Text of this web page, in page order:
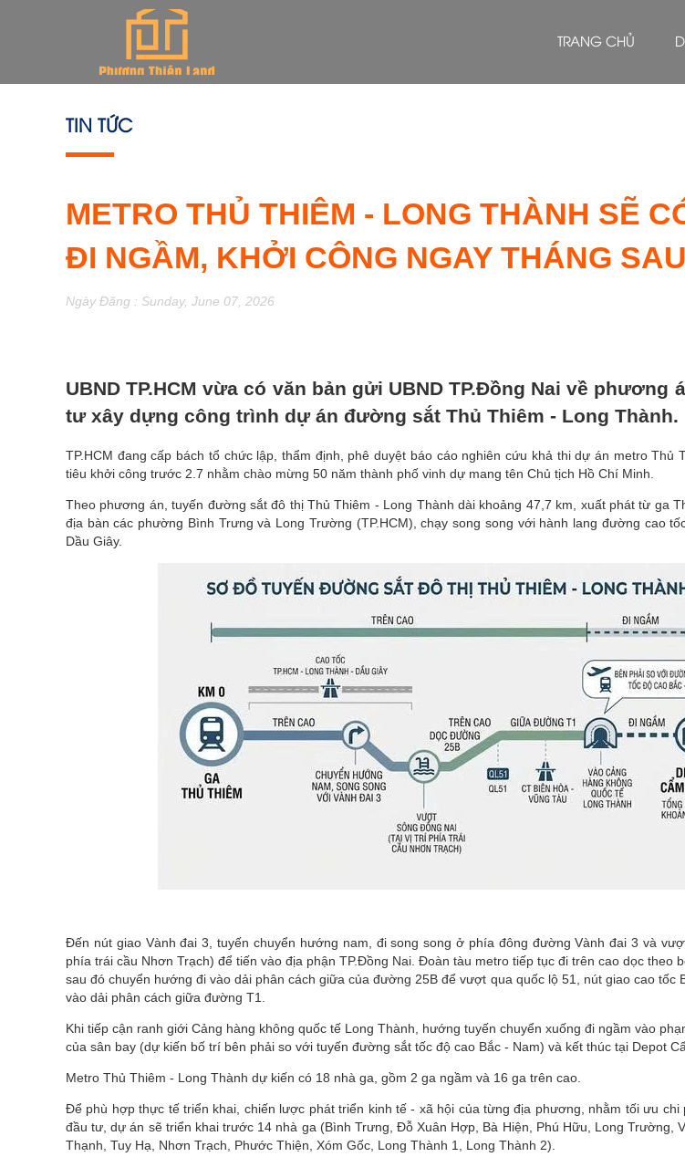
TRANG CHỦ
TIN TỨC
METRO THỦ THIÊM - LONG THÀNH SẼ
ĐI NGẦM, KHỞI CÔNG NGAY THÁNG SAU
Ngày Đăng : Sunday, June 07, 2026
UBND TP.HCM vừa có văn bản gửi UBND TP.Đồng Nai về phương
tư xây dựng công trình dự án đường sắt Thủ Thiêm - Long Thành.
TP.HCM đang cấp bách tổ chức lập, thẩm định, phê duyệt báo cáo nghiên cứu khả thi dự án metro Thủ
tiêu khởi công trước 2.7 nhằm chào mừng 50 năm thành phố vinh dự mang tên Chủ tịch Hồ Chí Minh.
Theo phương án, tuyến đường sắt đô thị Thủ Thiêm - Long Thành dài khoảng 47,7 km, xuất phát từ ga
địa bàn các phường Bình Trưng và Long Trường (TP.HCM), chạy song song với hành lang đường cao
Dầu Giây.
Đến nút giao Vành đai 3, tuyến chuyển hướng nam, đi song song ở phía đông đường Vành đai 3 và
phía trái cầu Nhơn Trạch) để tiến vào địa phận TP.Đồng Nai. Đoàn tàu metro tiếp tục đi trên cao dọc theo
sau đó chuyển hướng đi vào dải phân cách giữa của đường 25B để vượt qua quốc lộ 51, nút giao cao tốc
vào dải phân cách giữa đường T1.
Khi tiếp cận ranh giới Cảng hàng không quốc tế Long Thành, hướng tuyến chuyển xuống đi ngầm vào
của sân bay (dự kiến bố trí bên phải so với tuyến đường sắt tốc độ cao Bắc - Nam) và kết thúc tại Depot
Metro Thủ Thiêm - Long Thành dự kiến có 18 nhà ga, gồm 2 ga ngầm và 16 ga trên cao.
Để phù hợp thực tế triển khai, chiến lược phát triển kinh tế - xã hội của từng địa phương, nhằm tối ưu chi
đầu tư, dự án sẽ triển khai trước 14 nhà ga (Bình Trưng, Đỗ Xuân Hợp, Bà Hiện, Phú Hữu, Long Trường,
Thạnh, Tuy Hạ, Nhơn Trạch, Phước Thiện, Xóm Gốc, Long Thành 1, Long Thành 2).